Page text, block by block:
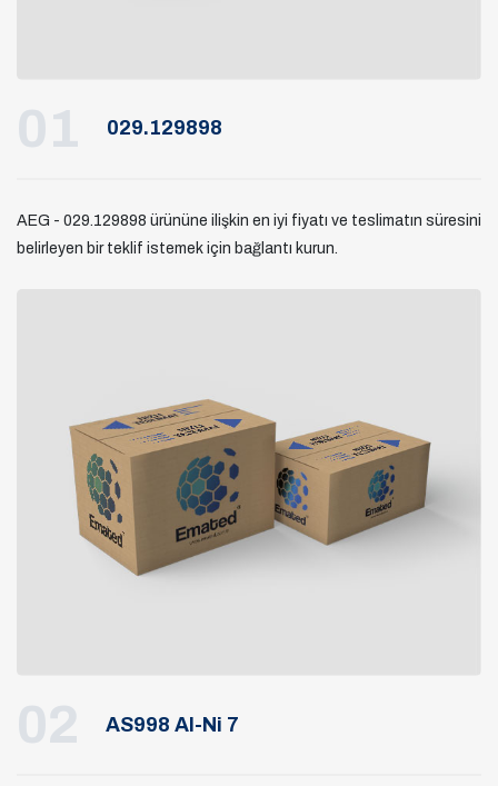
01 029.129898
AEG - 029.129898 ürününe ilişkin en iyi fiyatı ve teslimatın süresini
belirleyen bir teklif istemek için bağlantı kurun.
02 AS998 Al-Ni 7